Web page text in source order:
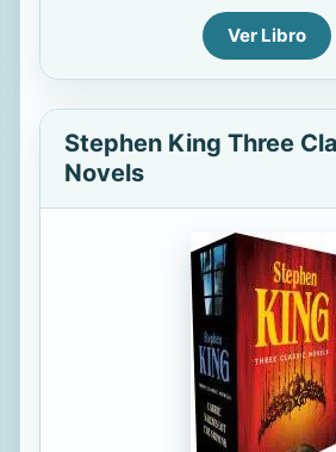
Ver Libro
Stephen King Three
Novels